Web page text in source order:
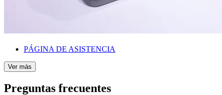
PÁGINA DE ASISTENCIA
Ver más
Preguntas frecuentes